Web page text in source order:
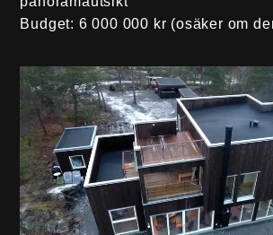
Budget: 6 000 000 kr (osäker om